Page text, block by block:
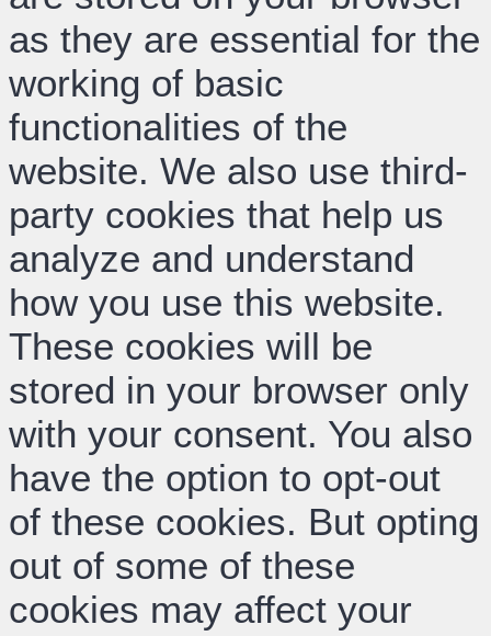
as they are essential for the
working of basic
functionalities of the
website. We also use third-
party cookies that help us
analyze and understand
how you use this website.
These cookies will be
stored in your browser only
with your consent. You also
have the option to opt-out
of these cookies. But opting
out of some of these
cookies may affect your